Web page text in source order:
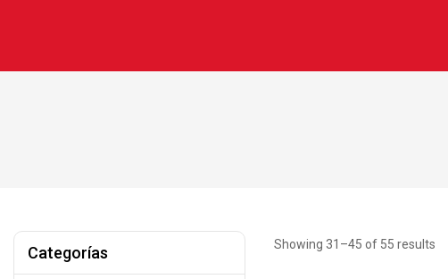
Showing 31–45 of 55 results
Categorías